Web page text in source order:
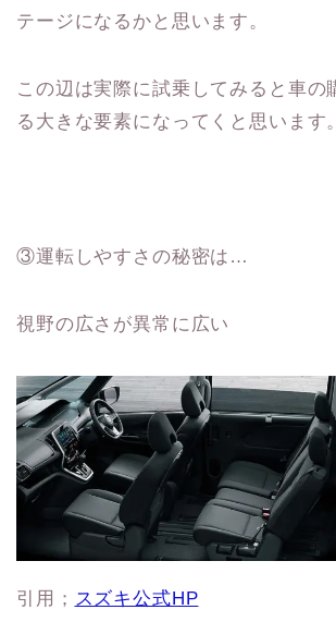
テージになるかと思います。
この辺は実際に試乗してみると車の
る大きな要素になってくと思います。
③運転しやすさの秘密は…
視野の広さが異常に広い
引用； スズキ公式HP